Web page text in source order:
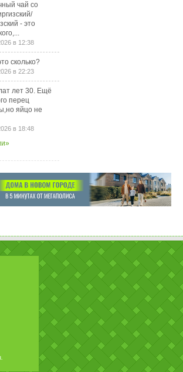
чай со
- это
в 12:38
сколько?
в 22:23
лет 30. Ещё
перец
яйцо не
в 18:48